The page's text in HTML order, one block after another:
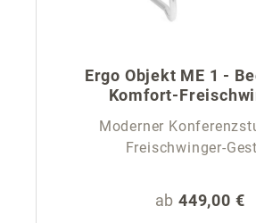
Ergo Objekt ME 1 -
Komfort-
Moderner
Freischwinger-
Regulärer
ab 449,00 €